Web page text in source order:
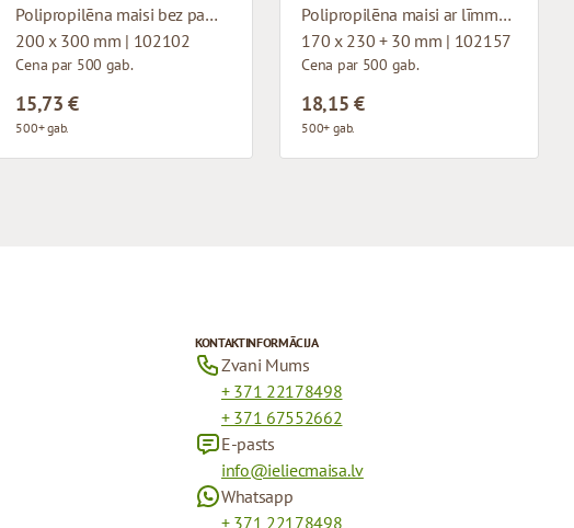
Polipropilēna maisi bez pamatnes
200 x 300 mm | 102102
Cena par 500 gab.
15,73 €
500+ gab.
Polipropilēna maisi ar līmmalu
170 x 230 + 30 mm | 102157
Cena par 500 gab.
18,15 €
500+ gab.
KONTAKTINFORMĀCIJA
Zvani Mums
+ 371 22178498
+ 371 67552662
E-pasts
info@ieliecmaisa.lv
Whatsapp
+ 371 22178498